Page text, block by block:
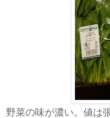
野菜の味が濃い。値は